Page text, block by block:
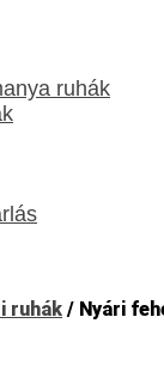
ruhák
ruhák / Nyári